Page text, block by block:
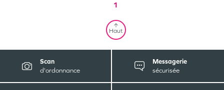
1
Haut
Scan
d'ordonnance
Messagerie
sécurisée